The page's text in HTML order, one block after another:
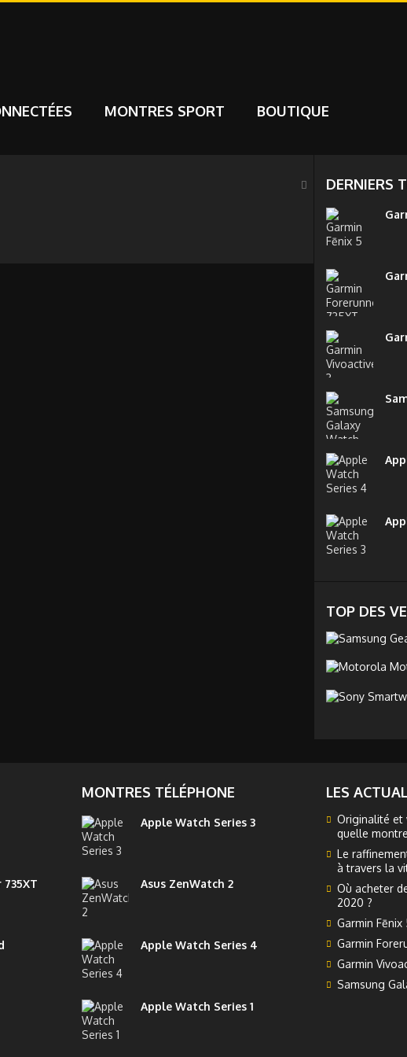
MONTRES SPORT BOUTIQUE
DERNIERS
TOP DES
MONTRES TÉLÉPHONE
Apple Watch Series 3
Asus ZenWatch 2
Apple Watch Series 4
Apple Watch Series 1
LES
Originalité et
quelle
Le
à travers la
Où acheter
2020 ?
Garmin Fēnix
Garmin
Garmin
Samsung